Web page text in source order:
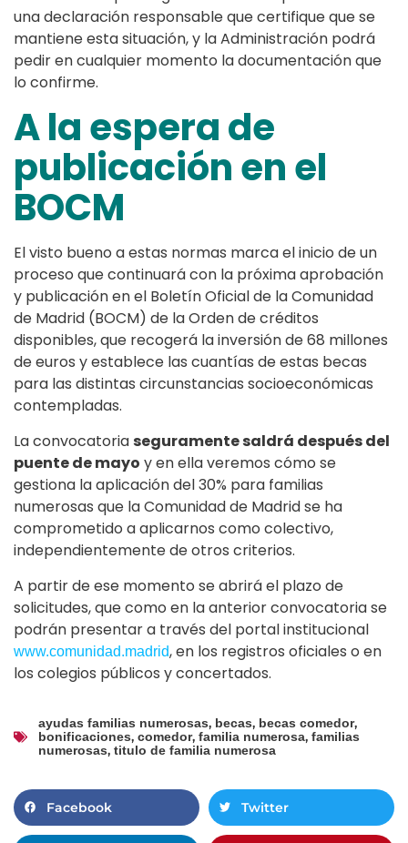
una declaración responsable que certifique que se
mantiene esta situación, y la Administración podrá
pedir en cualquier momento la documentación que
lo confirme.
A la espera de
publicación en el
BOCM
El visto bueno a estas normas marca el inicio de un
proceso que continuará con la próxima aprobación
y publicación en el Boletín Oficial de la Comunidad
de Madrid (BOCM) de la Orden de créditos
disponibles, que recogerá la inversión de 68 millones
de euros y establece las cuantías de estas becas
para las distintas circunstancias socioeconómicas
contempladas.
La convocatoria seguramente saldrá después del
puente de mayo y en ella veremos cómo se
gestiona la aplicación del 30% para familias
numerosas que la Comunidad de Madrid se ha
comprometido a aplicarnos como colectivo,
independientemente de otros criterios.
A partir de ese momento se abrirá el plazo de
solicitudes, que como en la anterior convocatoria se
podrán presentar a través del portal institucional
www.comunidad.madrid, en los registros oficiales o en
los colegios públicos y concertados.
ayudas familias numerosas, becas, becas comedor,
bonificaciones, comedor, familia numerosa, familias
numerosas, titulo de familia numerosa
Facebook Twitter